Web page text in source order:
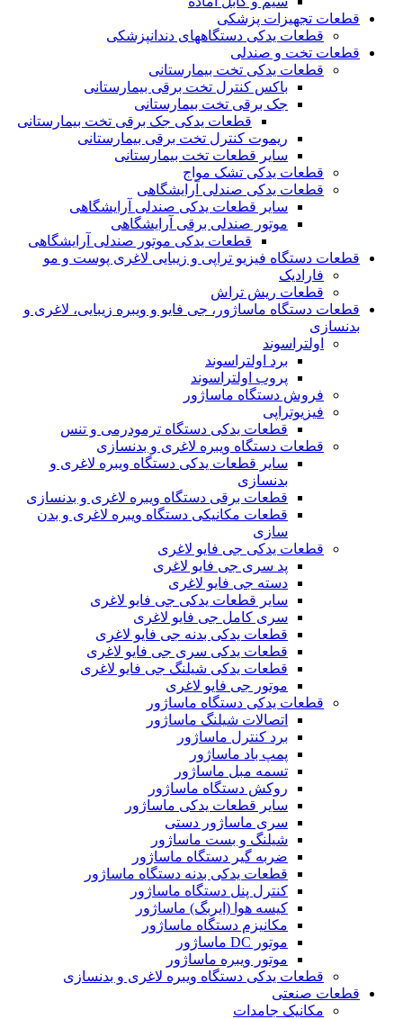
قطعات تجهیزات پزشکی
قطعات یدکی دستگاههای دندانپزشکی
قطعات تخت و صندلی
قطعات یدکی تخت بیمارستانی
باکس کنترل تخت برقی بیمارستانی
جک برقی تخت بیمارستانی
قطعات یدکی جک برقی تخت بیمارستانی
ریموت کنترل تخت برقی بیمارستانی
سایر قطعات تخت بیمارستانی
قطعات یدکی تشک مواج
قطعات یدکی صندلی آرایشگاهی
سایر قطعات یدکی صندلی آرایشگاهی
موتور صندلی برقی آرایشگاهی
قطعات یدکی موتور صندلی آرایشگاهی
قطعات دستگاه فیزیو تراپی و زیبایی لاغری پوست و مو
فارادیک
قطعات ریش تراش
قطعات دستگاه ماساژور، جی فایو و ویبره زیبایی، لاغری و
بدنسازی
اولتراسوند
برد اولتراسوند
پروب اولتراسوند
فروش دستگاه ماساژور
فیزیوتراپی
قطعات یدکی دستگاه ترمودرمی و تنس
قطعات دستگاه ویبره لاغری و بدنسازی
سایر قطعات یدکی دستگاه ویبره لاغری و
بدنسازی
قطعات برقی دستگاه ویبره لاغری و بدنسازی
قطعات مکانیکی دستگاه ویبره لاغری و بدن
سازی
قطعات یدکی جی فایو لاغری
پد سری جی فایو لاغری
دسته جی فایو لاغری
سایر قطعات یدکی جی فایو لاغری
سری کامل جی فایو لاغری
قطعات یدکی بدنه جی فایو لاغری
قطعات یدکی سری جی فایو لاغری
قطعات یدکی شیلنگ جی فایو لاغری
موتور جی فایو لاغری
قطعات یدکی دستگاه ماساژور
اتصالات شیلنگ ماساژور
برد کنترل ماساژور
پمپ باد ماساژور
تسمه مبل ماساژور
روکش دستگاه ماساژور
سایر قطعات یدکی ماساژور
سری ماساژور دستی
شیلنگ و بست ماساژور
ضربه گیر دستگاه ماساژور
قطعات یدکی بدنه دستگاه ماساژور
کنترل پنل دستگاه ماساژور
کیسه هوا (ایربگ) ماساژور
مکانیزم دستگاه ماساژور
موتور DC ماساژور
موتور ویبره ماساژور
قطعات یدکی دستگاه ویبره لاغری و بدنسازی
قطعات صنعتی
مکانیک جامدات